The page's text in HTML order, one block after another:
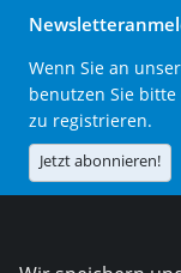
Wenn Sie an
benutzen Sie
zu registrieren.
Jetzt abonnieren!
Die DVS